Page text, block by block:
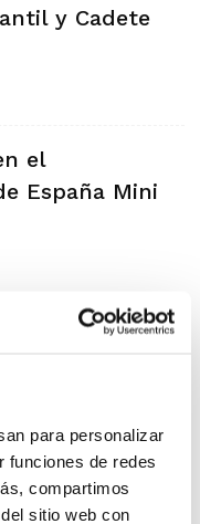
para personalizar
funciones de redes
compartimos
sitio web con
y Cadete
el
España Mini
Minibasket de